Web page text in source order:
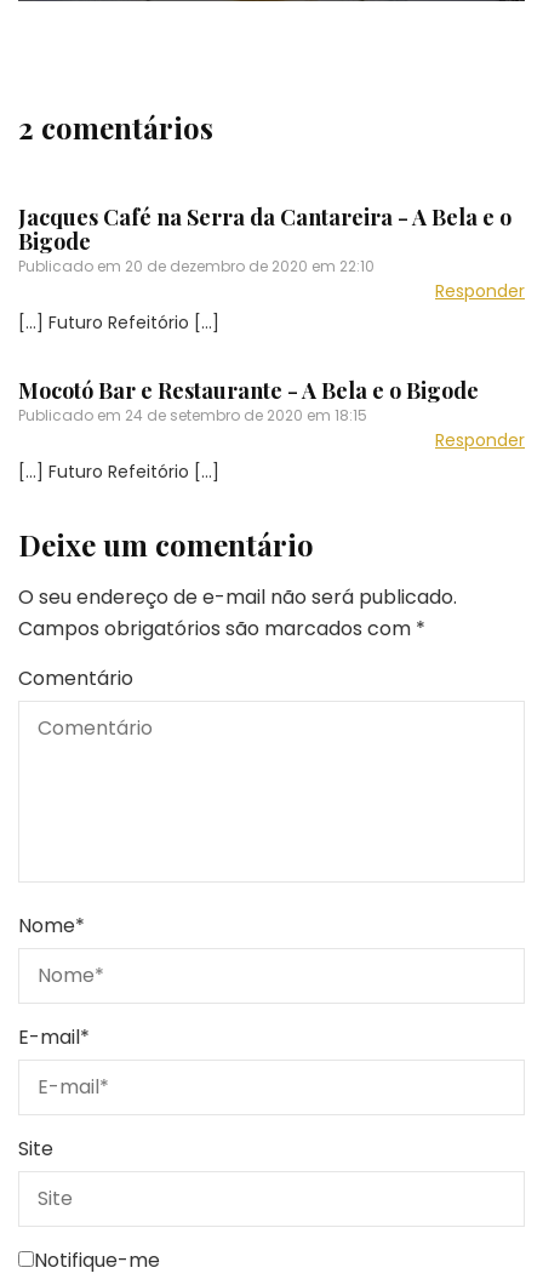
2 comentários
Jacques Café na Serra da Cantareira - A Bela e o
Bigode
Publicado em 20 de dezembro de 2020 em 22:10
Responder
[…] Futuro Refeitório […]
Mocotó Bar e Restaurante - A Bela e o Bigode
Publicado em 24 de setembro de 2020 em 18:15
Responder
[…] Futuro Refeitório […]
Deixe um comentário
O seu endereço de e-mail não será publicado.
Campos obrigatórios são marcados com *
Comentário
Nome*
E-mail*
Site
Notifique-me